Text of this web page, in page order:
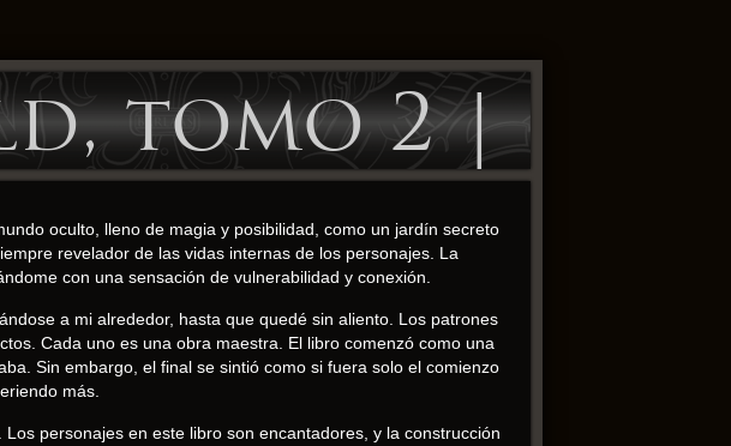
tomo 2 |
oculto, lleno de magia y posibilidad, como un jardín secreto
revelador de las vidas internas de los personajes. La
con una sensación de vulnerabilidad y conexión.
a mi alrededor, hasta que quedé sin aliento. Los patrones
Cada uno es una obra maestra. El libro comenzó como una
Sin embargo, el final se sintió como si fuera solo el comienzo
más.
personajes en este libro son encantadores, y la construcción